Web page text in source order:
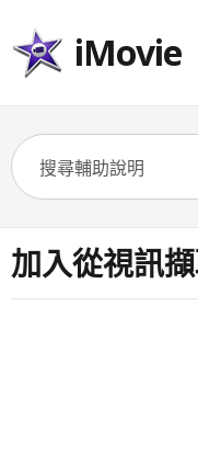
iMovie
加入從視訊